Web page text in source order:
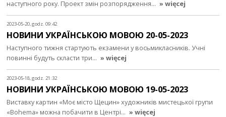
наступного року. Проект змін розпорядження… » więcej
2023-05-20, godz. 09:42
НОВИНИ УКРАЇНСЬКОЮ МОВОЮ 20-05-2023
Наступного тижня стартують екзамени у восьмикласників. Учні
повинні будуть скласти три… » więcej
2023-05-18, godz. 21:32
НОВИНИ УКРАЇНСЬКОЮ МОВОЮ 19-05-2023
Виставку картин «Моє місто Щецин» художників мистецької групи
«Bohema» можна побачити в Центрі… » więcej